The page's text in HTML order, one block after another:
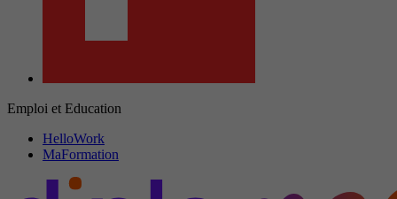
Emploi et Education
HelloWork
MaFormation